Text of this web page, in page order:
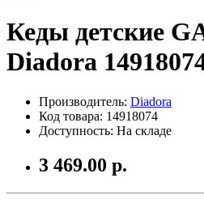
Кеды детские
Diadora
Производитель: Diadora
Код товара: 14918074
Доступность: На складе
3 469.00 р.